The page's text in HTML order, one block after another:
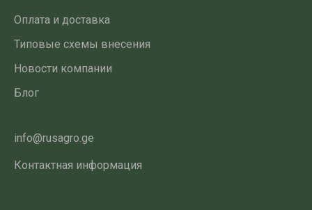
Оплата и доставка
Типовые схемы внесения
Новости компании
Блог
info@rusagro.ge
Контактная информация